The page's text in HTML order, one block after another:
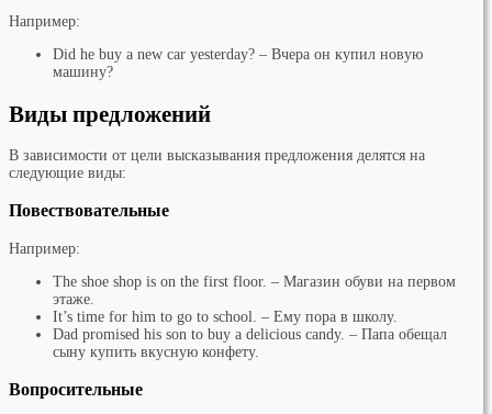
Например:
Did he buy a new car yesterday? – Вчера он купил новую
машину?
Виды предложений
В зависимости от цели высказывания предложения делятся на
следующие виды:
Повествовательные
Например:
The shoe shop is on the first floor. – Магазин обуви на первом
этаже.
It’s time for him to go to school. – Ему пора в школу.
Dad promised his son to buy a delicious candy. – Папа обещал
сыну купить вкусную конфету.
Вопросительные